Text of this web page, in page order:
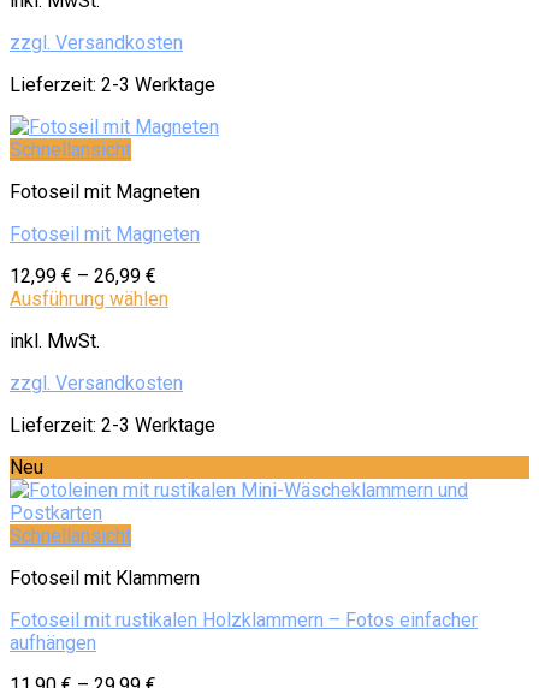
zzgl. Versandkosten
Lieferzeit: 2-3 Werktage
Schnellansicht
Fotoseil mit Magneten
Fotoseil mit Magneten
12,99 € – 26,99 €
Ausführung wählen
inkl. MwSt.
zzgl. Versandkosten
Lieferzeit: 2-3 Werktage
Neu
Schnellansicht
Fotoseil mit Klammern
Fotoseil mit rustikalen Holzklammern – Fotos einfacher
aufhängen